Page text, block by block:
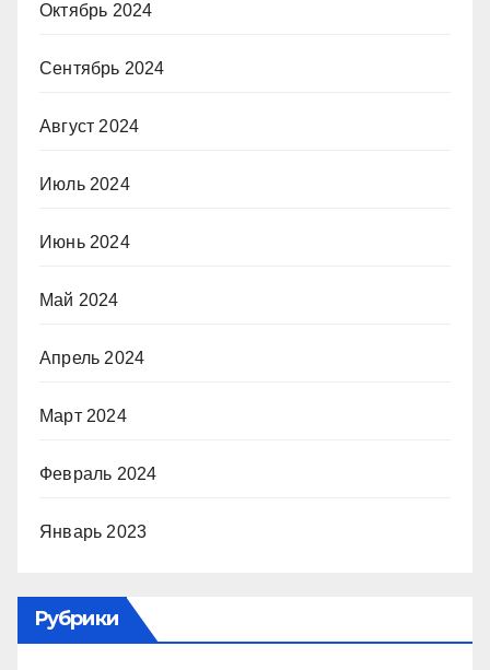
Октябрь 2024
Сентябрь 2024
Август 2024
Июль 2024
Июнь 2024
Май 2024
Апрель 2024
Март 2024
Февраль 2024
Январь 2023
Рубрики